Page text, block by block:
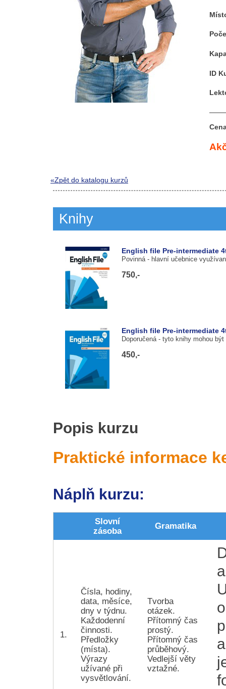
ID
«Zpět do katalogu kurzů
Knihy
English file Pre-intermediate
Povinná - hlavní učebnice
750,-
English file Pre-intermediate
Doporučená - tyto knihy mohou
450,-
Popis kurzu
Praktické informace
Náplň kurzu:
Slovní
zásoba
Gramatika
1.
Čísla, hodiny,
data, měsíce,
dny v týdnu.
Každodenní
činnosti.
Předložky
(místa).
Výrazy
užívané při
vysvětlování.
Tvorba
otázek.
Přítomný čas
prostý.
Přítomný čas
průběhový.
Vedlejší věty
vztažné.